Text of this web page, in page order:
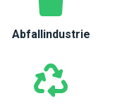
Abfallindustrie